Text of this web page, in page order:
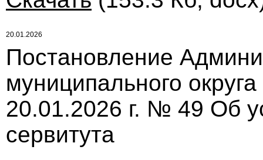
20.01.2026
Постановление
муниципального
20.01.2026 г. № 49 Об
сервитута